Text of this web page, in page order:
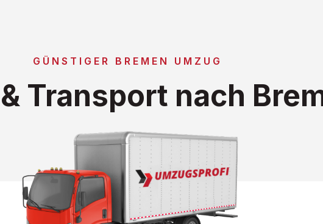
GÜNSTIGER BREMEN UMZUG
Transport nach